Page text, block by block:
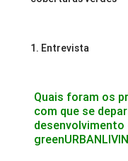
1. Entrevista
Quais foram os
com que se